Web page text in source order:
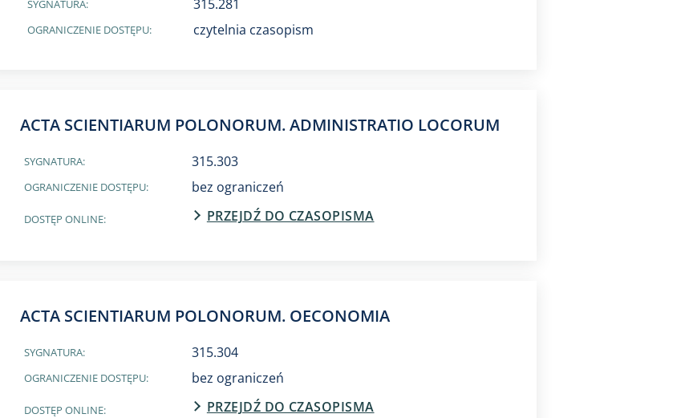
SYGNATURA: 315.281
OGRANICZENIE DOSTĘPU: czytelnia czasopism
ACTA SCIENTIARUM POLONORUM. ADMINISTRATIO LOCORUM
SYGNATURA: 315.303
OGRANICZENIE DOSTĘPU: bez ograniczeń
DOSTĘP ONLINE: PRZEJDŹ DO CZASOPISMA
ACTA SCIENTIARUM POLONORUM. OECONOMIA
SYGNATURA: 315.304
OGRANICZENIE DOSTĘPU: bez ograniczeń
DOSTĘP ONLINE: PRZEJDŹ DO CZASOPISMA